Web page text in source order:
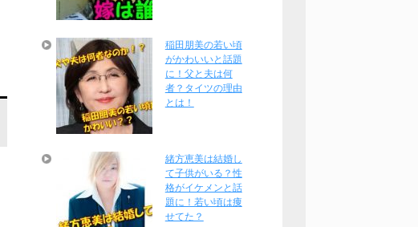
稲田朋美の若い頃
がかわいいと話題
に！父と夫は何
者？タイツの理由
とは！
緒方恵美は結婚し
て子供がいる？性
格がイケメンと話
題に！若い頃は痩
せてた？